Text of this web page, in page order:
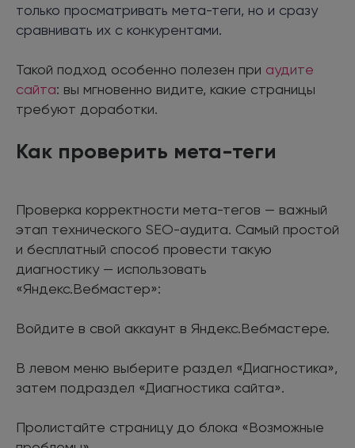
только просматривать мета-теги, но и сразу
сравнивать их с конкурентами.
Такой подход особенно полезен при аудите
сайта: вы мгновенно видите, какие страницы
требуют доработки.
Как проверить мета-теги
Проверка корректности мета-тегов — важный
этап технического SEO-аудита. Самый простой
и бесплатный способ провести такую
диагностику — использовать
«Яндекс.Вебмастер»:
Войдите в свой аккаунт в Яндекс.Вебмастере.
В левом меню выберите раздел «Диагностика»,
затем подраздел «Диагностика сайта».
Пролистайте страницу до блока «Возможные